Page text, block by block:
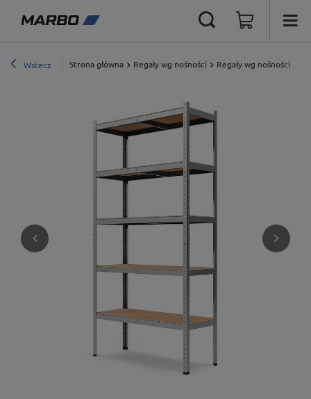
Wstecz Strona główna Regały wg nośności Regały wg nośności półki